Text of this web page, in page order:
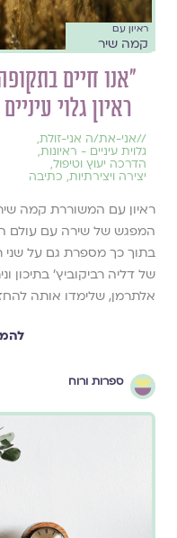
ראיון עם
קמה שיר
"אנו חיים
ראיון גלוי
//אני-את/ה אני-זולת,
גלוית עיניים - ראיונות,
הדרכה יעוץ וטיפול,
יצירה ויצירתיות, כתיבה
ראיון עם המשוררת קמה
המפגש של שירה עם עולם
בתוך כך מספרת גם על שני
של דליה רביקוביץ' בתיכון
אלתרמן, שלימדו אותה
ספרות ורוח